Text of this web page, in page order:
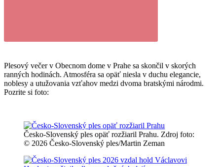
Plesový večer v Obecnom dome v Prahe sa skončil v skorých
ranných hodinách. Atmosféra sa opäť niesla v duchu elegancie,
noblesy a utužovania vzťahov medzi dvoma bratskými národmi.
Pozrite si foto:
Česko-Slovenský ples opäť rozžiaril Prahu. Zdroj foto:
© 2026 Česko-Slovenský ples/Martin Zeman